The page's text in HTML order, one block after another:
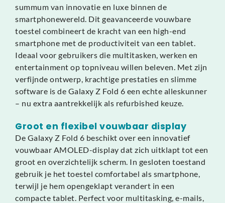
summum van innovatie en luxe binnen de
smartphonewereld. Dit geavanceerde vouwbare
toestel combineert de kracht van een high-end
smartphone met de productiviteit van een tablet.
Ideaal voor gebruikers die multitasken, werken en
entertainment op topniveau willen beleven. Met zijn
verfijnde ontwerp, krachtige prestaties en slimme
software is de Galaxy Z Fold 6 een echte alleskunner
– nu extra aantrekkelijk als refurbished keuze.
Groot en flexibel vouwbaar display
De Galaxy Z Fold 6 beschikt over een innovatief
vouwbaar AMOLED-display dat zich uitklapt tot een
groot en overzichtelijk scherm. In gesloten toestand
gebruik je het toestel comfortabel als smartphone,
terwijl je hem opengeklapt verandert in een
compacte tablet. Perfect voor multitasking, e-mails,